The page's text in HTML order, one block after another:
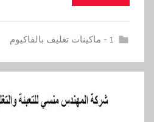
1 - ماكينات تغليف بالفاكيوم